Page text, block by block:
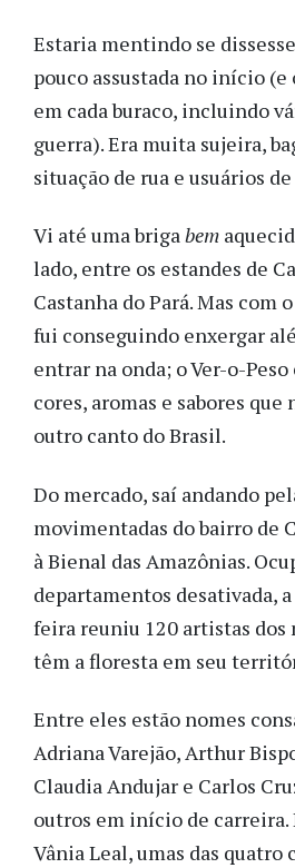
Estaria mentindo se
pouco assustada no início
em cada buraco, incluindo
guerra). Era muita sujeira,
situação de rua e usuários
Vi até uma brigabem
lado, entre os estandes de
Castanha do Pará. Mas com
fui conseguindo enxergar
entrar na onda; o Ver-o-
cores, aromas e sabores
outro canto do Brasil.
Do mercado, saí andando
movimentadas do bairro de
à Bienal das Amazônias.
departamentos desativada,
feira reuniu 120 artistas dos
têm a floresta em seu
Entre eles estão nomes
Adriana Varejão, Arthur
Claudia Andujar e Carlos
outros em início de carreira.
Vânia Leal, umas das quatro